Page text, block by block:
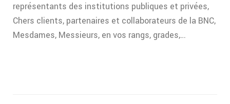
représentants des institutions publiques et privées,
Chers clients, partenaires et collaborateurs de la BNC,
Mesdames, Messieurs, en vos rangs, grades,…